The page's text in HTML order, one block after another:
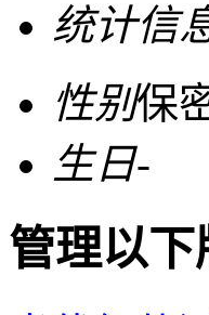
统计信
性别保
生日-
管理以下